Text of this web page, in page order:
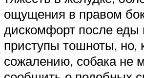
ощущения в правом
дискомфорт после еды
приступы тошноты, но,
сожалению, собака не